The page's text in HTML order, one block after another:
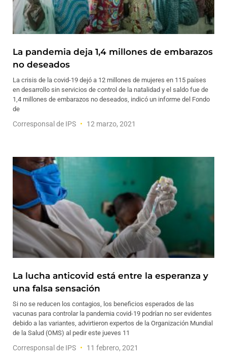
La pandemia deja 1,4 millones de embarazos
no deseados
La crisis de la covid-19 dejó a 12 millones de mujeres en 115 países
en desarrollo sin servicios de control de la natalidad y el saldo fue de
1,4 millones de embarazos no deseados, indicó un informe del Fondo
de
Corresponsal de IPS 12 marzo, 2021
La lucha anticovid está entre la esperanza y
una falsa sensación
Si no se reducen los contagios, los beneficios esperados de las
vacunas para controlar la pandemia covid-19 podrían no ser evidentes
debido a las variantes, advirtieron expertos de la Organización Mundial
de la Salud (OMS) al pedir este jueves 11
Corresponsal de IPS 11 febrero, 2021